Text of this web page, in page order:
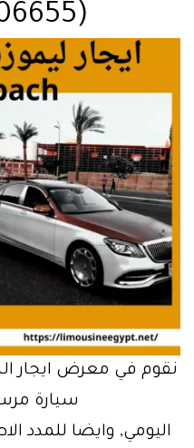
(01102106655)
نقوم في معرض ايجار
سيارة
اليومي, وايضا للمدد